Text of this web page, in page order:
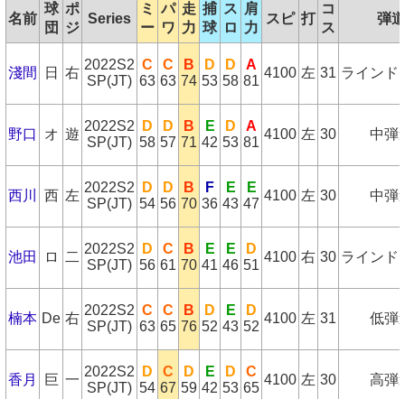
名前
球
団
ポ
ジ
Series
ミ
ー
パ
ワ
走
力
捕
球
ス
ロ
肩
力
スピ 打
コ
ス
弾道
淺間 日 右
2022S2
SP(JT)
C
63
C
63
B
74
D
53
D
58
A
81
4100 左 31 ラインド
野口 オ 遊
2022S2
SP(JT)
D
58
D
57
B
71
E
42
D
53
A
81
4100 左 30 中弾
西川 西 左
2022S2
SP(JT)
D
54
D
56
B
70
F
36
E
43
E
47
4100 左 30 中弾
池田 ロ 二
2022S2
SP(JT)
D
56
C
61
B
70
E
41
E
46
D
51
4100 右 30 ラインド
楠本 De 右
2022S2
SP(JT)
C
63
C
65
B
76
D
52
E
43
D
52
4100 左 31 低弾
香月 巨 一
2022S2
SP(JT)
D
54
C
67
D
59
E
42
D
53
C
65
4100 左 30 高弾